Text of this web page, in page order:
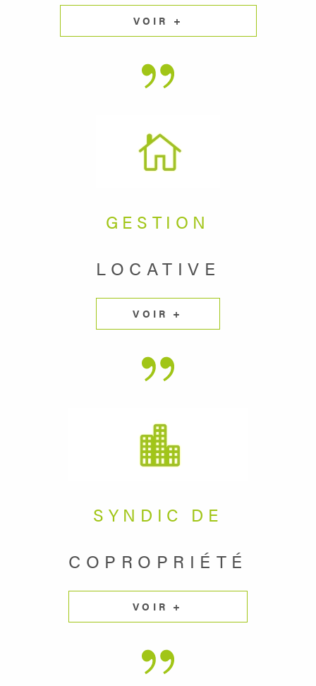
SYNDIC DE
COPROPRIÉTÉ
VOIR +
GESTION
LOCATIVE
VOIR +
VOIR +